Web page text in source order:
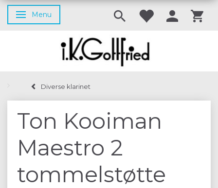
Skifte navigation
Menu
Diverse klarinet
Ton Kooiman
Maestro 2
tommelstøtte